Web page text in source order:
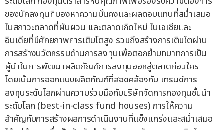
ของนักลงทุนที่มองหาความมั่นคงและผลตอบแทนที่สม่ำเสมอ
ในสภาวะตลาดที่ผันผวน และตลาดเกิดใหม่ ในเอเชียและ
อินเดียที่มีศักยภาพการเติบโตสูง รวมถึงสร้างการเติบโตผ่าน
การสร้างนวัตกรรมด้านการลงทุนเพื่อตอกย้ำบทบาทการเป็น
ผู้นำในการพัฒนาผลิตภัณฑ์การลงทุนออกสู่ตลาดก่อนใคร
โดยเน้นการออกแบบผลิตภัณฑ์ที่สอดคล้องกับ เทรนด์การ
ลงทุนระดับโลกผ่านความร่วมมือกับบริษัทจัดการกองทุนชั้นนำ
ระดับโลก (best-in-class fund houses) การให้ความ
สำคัญกับการสร้างผลการดำเนินงานที่แข็งแกร่งและสม่ำเสมอ